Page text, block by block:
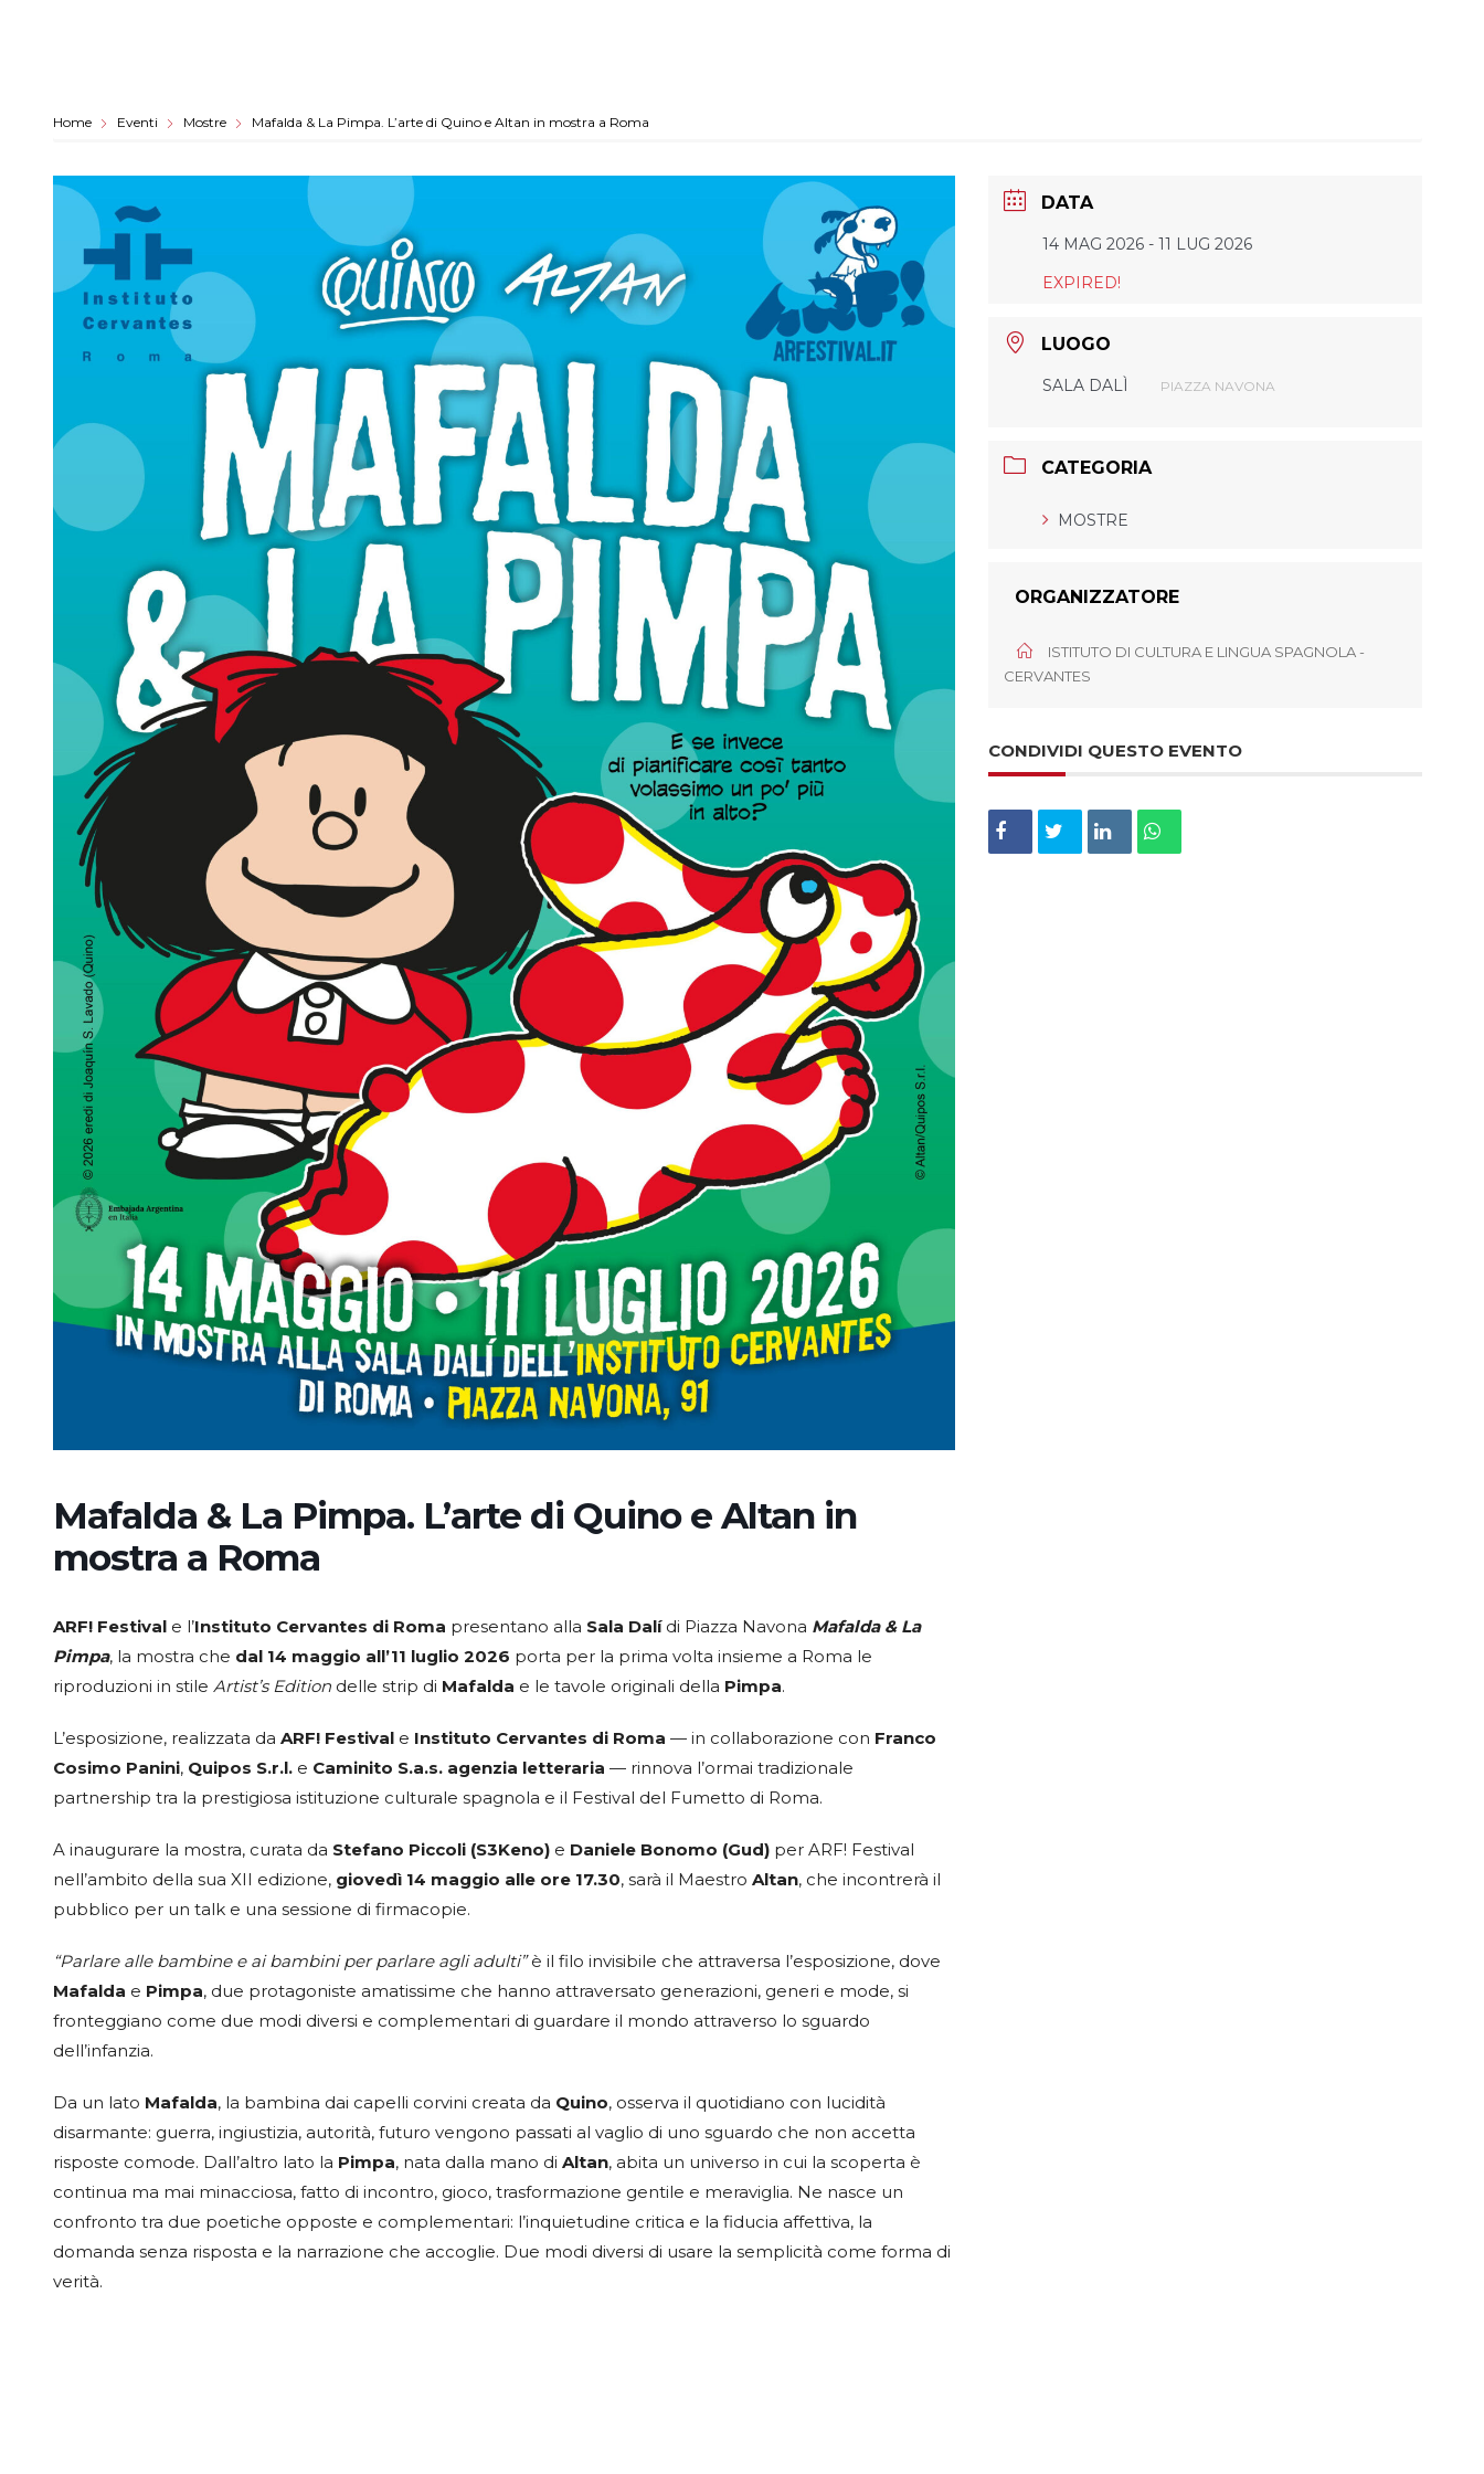
Home Eventi Mostre Mafalda & La Pimpa. L’arte di Quino e Altan in mostra a Roma
Mafalda & La Pimpa. L’arte di Quino e Altan in
mostra a Roma
ARF! Festival e l’Instituto Cervantes di Roma presentano alla Sala Dalídi Piazza Navona Mafalda & La
Pimpa, la mostra che dal 14 maggio all’11 luglio 2026 porta per la prima volta insieme a Roma le
riproduzioni in stile Artist’s Edition delle strip di Mafalda e le tavole originali della Pimpa.
L’esposizione, realizzata da ARF! Festival e Instituto Cervantes di Roma — in collaborazione con Franco
Cosimo Panini, Quipos S.r.l. e Caminito S.a.s. agenzia letteraria — rinnova l’ormai tradizionale
partnership tra la prestigiosa istituzione culturale spagnola e il Festival del Fumetto di Roma.
A inaugurare la mostra, curata da Stefano Piccoli (S3Keno) e Daniele Bonomo (Gud) per ARF! Festival
nell’ambito della sua XII edizione, giovedì 14 maggio alle ore 17.30, sarà il Maestro Altan, che incontrerà il
pubblico per un talk e una sessione di firmacopie.
“Parlare alle bambine e ai bambini per parlare agli adulti”è il filo invisibile che attraversa l’esposizione, dove
Mafalda e Pimpa, due protagoniste amatissime che hanno attraversato generazioni, generi e mode, si
fronteggiano come due modi diversi e complementari di guardare il mondo attraverso lo sguardo
dell’infanzia.
Da un lato Mafalda, la bambina dai capelli corvini creata da Quino, osserva il quotidiano con lucidità
disarmante: guerra, ingiustizia, autorità, futuro vengono passati al vaglio di uno sguardo che non accetta
risposte comode. Dall’altro lato la Pimpa, nata dalla mano di Altan, abita un universo in cui la scoperta è
continua ma mai minacciosa, fatto di incontro, gioco, trasformazione gentile e meraviglia. Ne nasce un
confronto tra due poetiche opposte e complementari: l’inquietudine critica e la fiducia affettiva, la
domanda senza risposta e la narrazione che accoglie. Due modi diversi di usare la semplicità come forma di
verità.
DATA
14 MAG 2026- 11 LUG 2026
EXPIRED!
LUOGO
SALA DALÌ PIAZZA NAVONA
CATEGORIA
MOSTRE
ORGANIZZATORE
ISTITUTO DI CULTURA E LINGUA SPAGNOLA -
CERVANTES
CONDIVIDI QUESTO EVENTO